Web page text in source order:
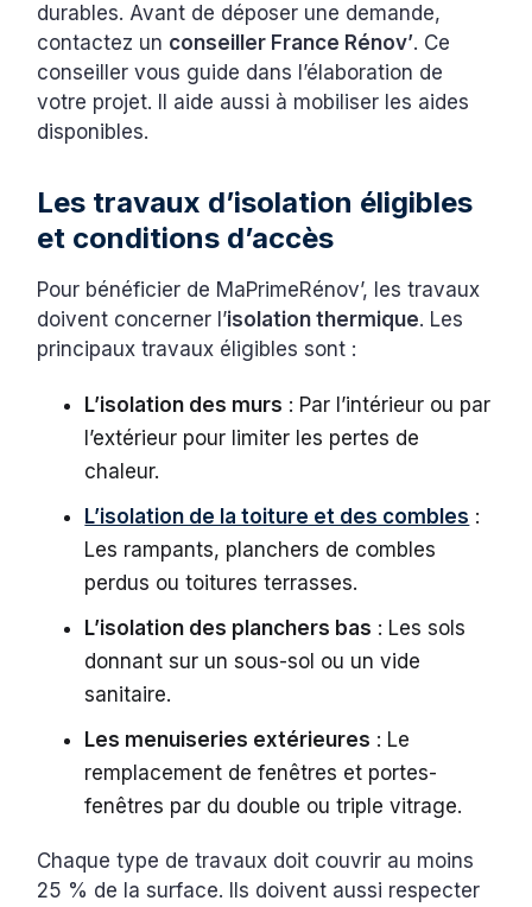
durables. Avant de déposer une demande,
contactez un conseiller France Rénov’. Ce
conseiller vous guide dans l’élaboration de
votre projet. Il aide aussi à mobiliser les aides
disponibles.
Les travaux d’isolation éligibles
et conditions d’accès
Pour bénéficier de MaPrimeRénov’, les travaux
doivent concerner l’isolation thermique. Les
principaux travaux éligibles sont :
L’isolation des murs : Par l’intérieur ou par
l’extérieur pour limiter les pertes de
chaleur.
L’isolation de la toiture et des combles :
Les rampants, planchers de combles
perdus ou toitures terrasses.
L’isolation des planchers bas : Les sols
donnant sur un sous-sol ou un vide
sanitaire.
Les menuiseries extérieures : Le
remplacement de fenêtres et portes-
fenêtres par du double ou triple vitrage.
Chaque type de travaux doit couvrir au moins
25 % de la surface. Ils doivent aussi respecter